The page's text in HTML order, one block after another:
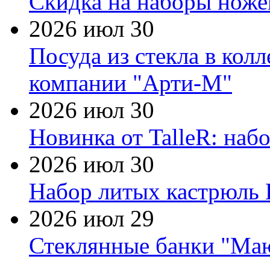
2026 июл 30
Посуда из стекла в
компании "Арти-М"
2026 июл 30
Новинка от TalleR:
2026 июл 30
Набор литых кастрюль
2026 июл 29
Стеклянные банки